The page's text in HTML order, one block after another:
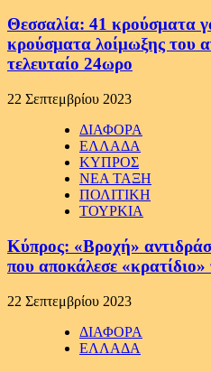
Θεσσαλία: 41 κρούσματα
κρούσματα λοίμωξης του
τελευταίο 24ωρο
22 Σεπτεμβρίου 2023
ΔΙΑΦΟΡΑ
ΕΛΛΑΔΑ
ΚΥΠΡΟΣ
ΝΕΑ ΤΑΞΗ
ΠΟΛΙΤΙΚΗ
ΤΟΥΡΚΙΑ
Κύπρος: «Βροχή»
που αποκάλεσε
22 Σεπτεμβρίου 2023
ΔΙΑΦΟΡΑ
ΕΛΛΑΔΑ